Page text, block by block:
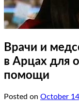
Врачи и
в Арцах для
помощи
Posted on October